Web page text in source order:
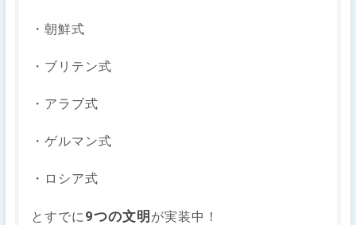
・朝鮮式
・ブリテン式
・アラブ式
・ゲルマン式
・ロシア式
とすでに9つの文明 が実装中！